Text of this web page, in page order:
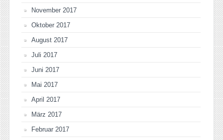
November 2017
Oktober 2017
August 2017
Juli 2017
Juni 2017
Mai 2017
April 2017
März 2017
Februar 2017